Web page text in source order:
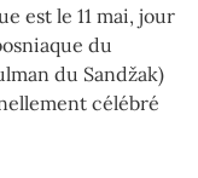
est le 11 mai, jour
du
du Sandžak)
célébré